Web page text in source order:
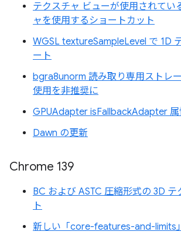
テクスチャ ビューが使用されてい
ャを使用するショートカット
WGSL textureSampleLevel で 1D
ート
bgra8unorm 読み取り専用ストレ
使用を非推奨に
GPUAdapter isFallbackAdapter
Dawn の更新
Chrome 139
BC および ASTC 圧縮形式の 3D
ト
新しい「core-features-and-limits